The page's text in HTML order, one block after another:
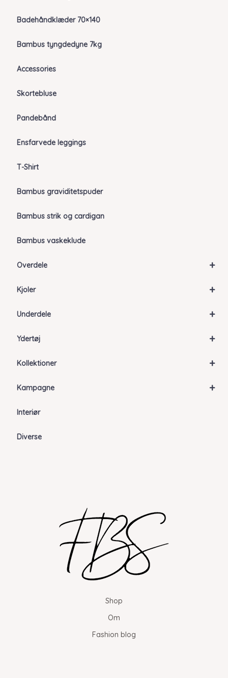
Badehåndklæder 70×140
Bambus tyngdedyne 7kg
Accessories
Skortebluse
Pandebånd
Ensfarvede leggings
T-Shirt
Bambus graviditetspuder
Bambus strik og cardigan
Bambus vaskeklude
+
Overdele
+
Kjoler
+
Underdele
+
Ydertøj
+
Kollektioner
+
Kampagne
Interiør
Diverse
Shop
Om
Fashion blog